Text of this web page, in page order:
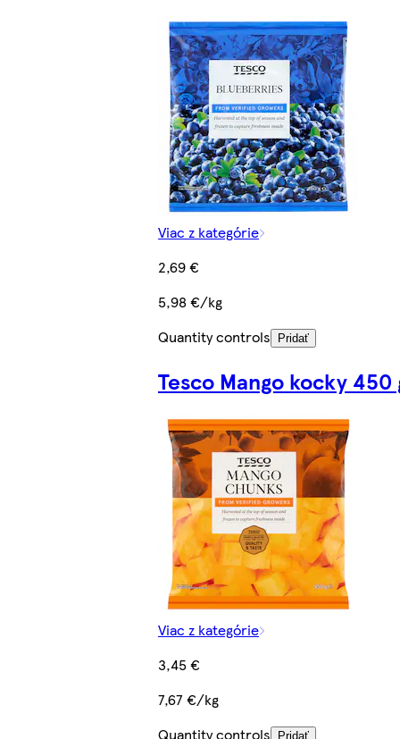
Viac z kategórie
2,69 €
5,98 €/kg
Quantity controls
Pridať
Tesco Mango kocky 450
Viac z kategórie
3,45 €
7,67 €/kg
Quantity controls
Pridať